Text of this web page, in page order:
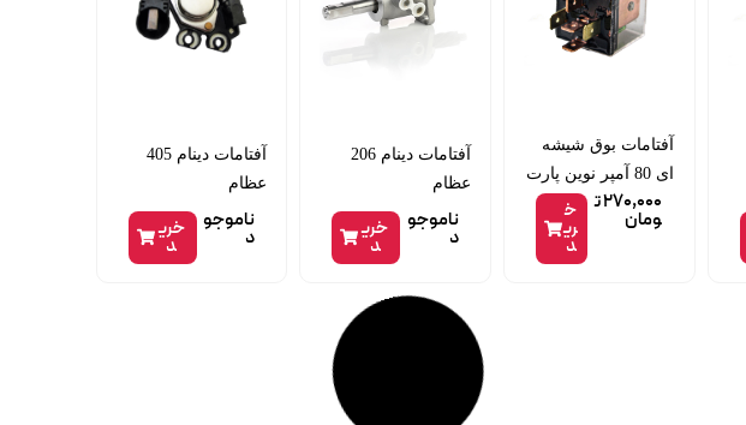
آفتامات بوق شیشه
ای 80 آمپر نوین پارت
270,000ت
ومان خ
ری
د
آفتامات دینام 206
عظام
ناموجو
د خری
د
آفتامات دینام 405
عظام
ناموجو
د خری
د